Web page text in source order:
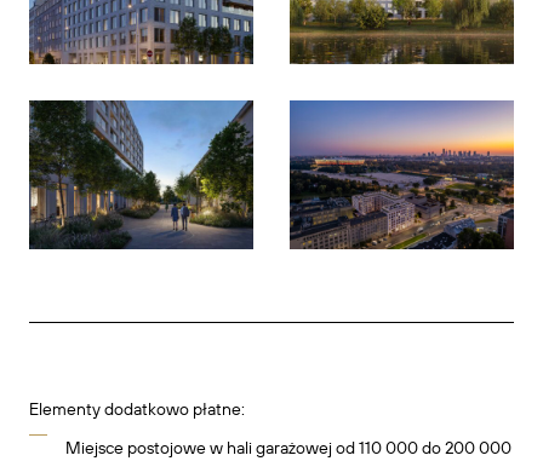
Elementy dodatkowo płatne:
Miejsce postojowe w hali garażowej od 110 000 do 200 000